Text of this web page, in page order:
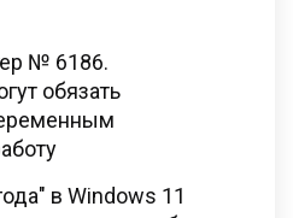
№ 6186.
обязать
в Windows 11